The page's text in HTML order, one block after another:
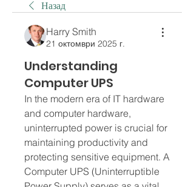
Назад
Harry Smith
21 октомври 2025 г.
Understanding
Computer UPS
In the modern era of IT hardware
and computer hardware,
uninterrupted power is crucial for
maintaining productivity and
protecting sensitive equipment. A
Computer UPS (Uninterruptible